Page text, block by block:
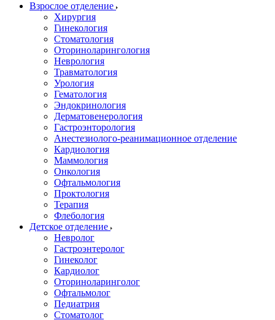
Взрослое отделение
Хирургия
Гинекология
Стоматология
Оториноларингология
Неврология
Травматология
Урология
Гематология
Эндокринология
Дерматовенерология
Гастроэнторология
Анестезиолого-реанимационное отделение
Кардиология
Маммология
Онкология
Офтальмология
Проктология
Терапия
Флебология
Детское отделение
Невролог
Гастроэнтеролог
Гинеколог
Кардиолог
Оториноларинголог
Офтальмолог
Педиатрия
Стоматолог